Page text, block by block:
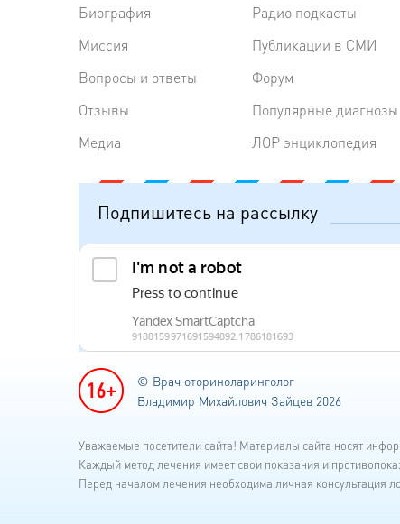
Биография
Миссия
Вопросы и ответы
Отзывы
Медиа
Радиo подкасты
Публикации в СМИ
Форум
Популярные диагнозы
ЛОР энциклопедия
Подпишитесь на рассылку
© Врач оториноларинголог
Владимир Михайлович Зайцев 2026
Уважаемые посетители сайта! Материалы сайта носят
Каждый метод лечения имеет свои показания и
Перед началом лечения необходима личная консультация